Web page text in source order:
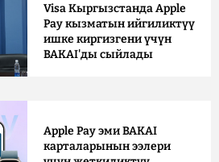
Visa Кыргызстанда Apple
Pay кызматын ийгиликтүү
ишке киргизгени үчүн
BAKAI'ды сыйлады
Apple Pay эми BAKAI
карталарынын ээлери